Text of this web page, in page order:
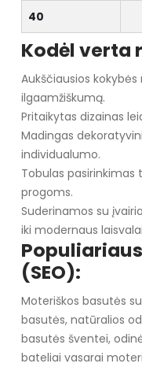
40
Kodėl verta
Aukščiausios
ilgaamžiškumą.
Pritaikytas dizainas
Madingas
individualumo.
Tobulas pasirinkimas
progoms.
Suderinamos su
iki modernaus
(SEO):
Moteriškos basutės
basutės, natūralios
basutės šventei,
bateliai vasarai